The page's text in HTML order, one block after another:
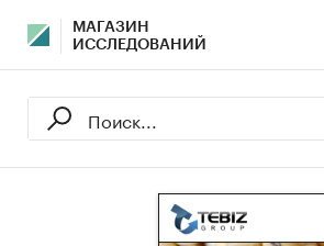
МАГАЗИН
ИССЛЕДОВАНИЙ